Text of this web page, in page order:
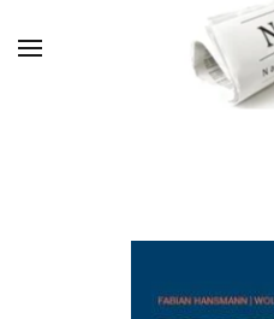
Zum Hauptinhalt springen